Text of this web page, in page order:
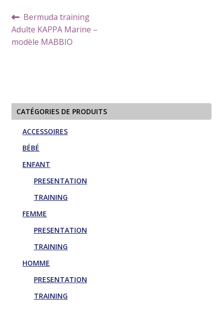
Navigation
de
l’article
Article
précédent :
Bermuda training
Adulte KAPPA Marine –
modèle MABBIO
CATÉGORIES DE PRODUITS
ACCESSOIRES
BÉBÉ
ENFANT
PRESENTATION
TRAINING
FEMME
PRESENTATION
TRAINING
HOMME
PRESENTATION
TRAINING